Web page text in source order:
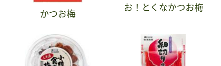
かつお梅 お！とくなかつお梅